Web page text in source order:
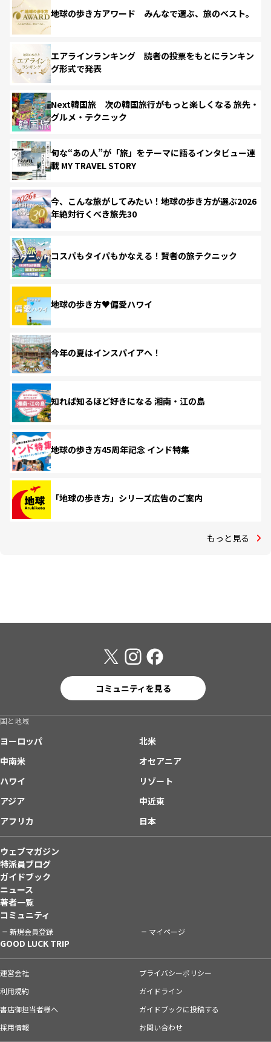
地球の歩き方アワード みんなで選ぶ、旅のベスト。
エアラインランキング 読者の投票をもとにランキン
グ形式で発表
Next韓国旅 次の韓国旅行がもっと楽しくなる 旅先・
グルメ・テクニック
旬な“あの人”が「旅」をテーマに語るインタビュー連
載 MY TRAVEL STORY
今、こんな旅がしてみたい！地球の歩き方が選ぶ2026
年絶対行くべき旅先30
コスパもタイパもかなえる！賢者の旅テクニック
地球の歩き方♥偏愛ハワイ
今年の夏はインスパイアへ！
知れば知るほど好きになる 湘南・江の島
地球の歩き方45周年記念 インド特集
「地球の歩き方」シリーズ広告のご案内
もっと見る
コミュニティを見る
国と地域
ヨーロッパ
北米
中南米
オセアニア
ハワイ
リゾート
アジア
中近東
アフリカ
日本
ウェブマガジン
特派員ブログ
ガイドブック
ニュース
著者一覧
コミュニティ
新規会員登録 マイページ
GOOD LUCK TRIP
運営会社
プライバシーポリシー
利用規約
ガイドライン
書店御担当者様へ
ガイドブックに投稿する
採用情報
お問い合わせ